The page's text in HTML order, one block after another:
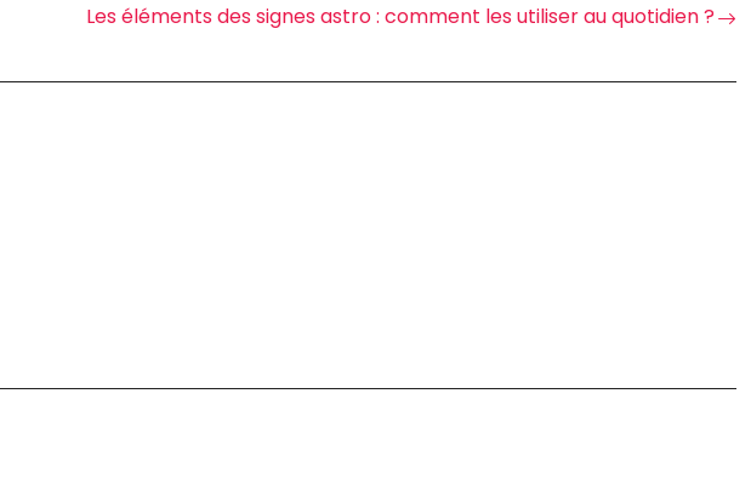
Les éléments des signes astro : comment les utiliser au quotidien ?